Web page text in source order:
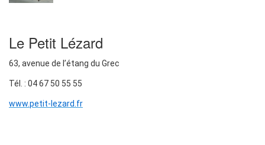
Le Petit Lézard
63, avenue de l’étang du Grec
Tél. : 04 67 50 55 55
www.petit-lezard.fr